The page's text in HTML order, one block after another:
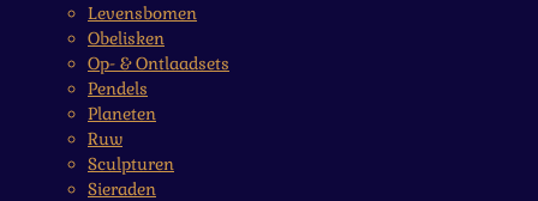
Levensbomen
Obelisken
Op- & Ontlaadsets
Pendels
Planeten
Ruw
Sculpturen
Sieraden